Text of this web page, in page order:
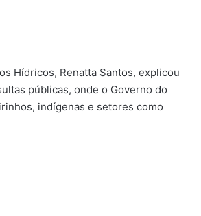
Hídricos, Renatta Santos, explicou
públicas, onde o Governo do
indígenas e setores como